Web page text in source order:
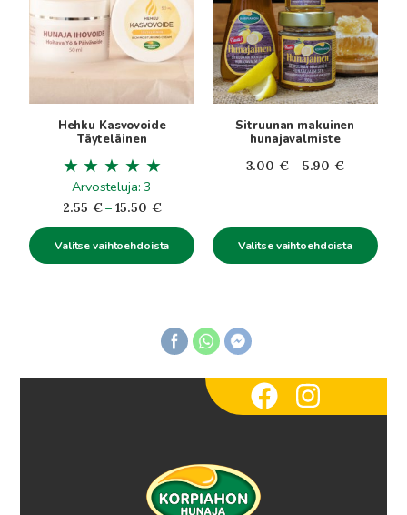
Hehku Kasvovoide
Täyteläinen
Arvosteluja: 3
2.55 € – 15.50 €Hintaluokka:
2.55€
-
15.50€
Valitse vaihtoehdoista
useampi
muunnelma.
Sitruunan makuinen
hunajavalmiste
3.00 € – 5.90 €
5.90€
Valitse vaihtoehdoista
useampi
muunnelma.
Voit
tehdä
valinnat
sivulla.